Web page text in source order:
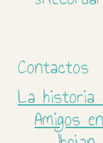
Contactos
La historia
Amigos